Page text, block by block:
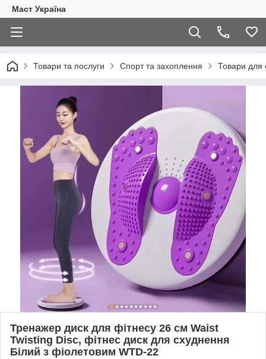
Маст Україна
Товари та послуги Спорт та захоплення Товари для
Тренажер диск для фітнесу 26 см Waist
Twisting Disc, фітнес диск для схуднення
Білий з фіолетовим WTD-22